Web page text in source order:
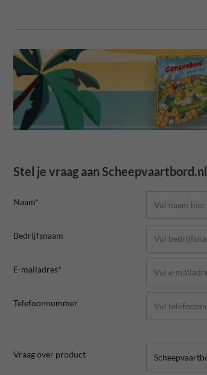
Stel je vraag aan Scheepvaartbord.nl
Naam*
Bedrijfsnaam
E-mailadres*
Telefoonnummer
Vraag over product